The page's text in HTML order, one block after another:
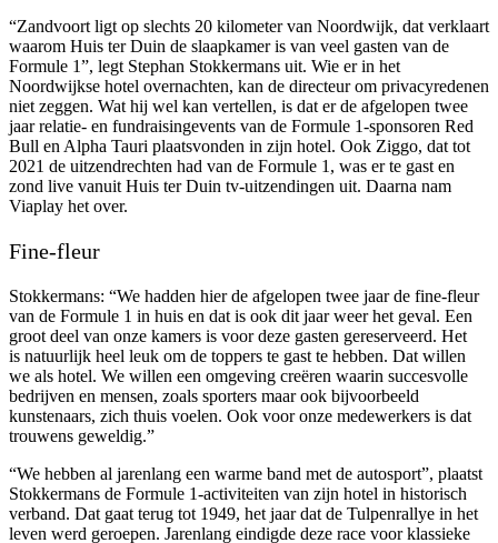
“Zandvoort ligt op slechts 20 kilometer van Noordwijk, dat verklaart
waarom Huis ter Duin de slaapkamer is van veel gasten van de
Formule 1”, legt Stephan Stokkermans uit. Wie er in het
Noordwijkse hotel overnachten, kan de directeur om privacyredenen
niet zeggen. Wat hij wel kan vertellen, is dat er de afgelopen twee
jaar relatie- en fundraisingevents van de Formule 1-sponsoren Red
Bull en Alpha Tauri plaatsvonden in zijn hotel. Ook Ziggo, dat tot
2021 de uitzendrechten had van de Formule 1, was er te gast en
zond live vanuit Huis ter Duin tv-uitzendingen uit. Daarna nam
Viaplay het over.
Fine-fleur
Stokkermans: “We hadden hier de afgelopen twee jaar de fine-fleur
van de Formule 1 in huis en dat is ook dit jaar weer het geval. Een
groot deel van onze kamers is voor deze gasten gereserveerd. Het
is natuurlijk heel leuk om de toppers te gast te hebben. Dat willen
we als hotel. We willen een omgeving creëren waarin succesvolle
bedrijven en mensen, zoals sporters maar ook bijvoorbeeld
kunstenaars, zich thuis voelen. Ook voor onze medewerkers is dat
trouwens geweldig.”
“We hebben al jarenlang een warme band met de autosport”, plaatst
Stokkermans de Formule 1-activiteiten van zijn hotel in historisch
verband. Dat gaat terug tot 1949, het jaar dat de Tulpenrallye in het
leven werd geroepen. Jarenlang eindigde deze race voor klassieke